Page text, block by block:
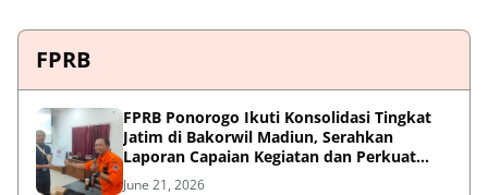
FPRB
FPRB Ponorogo Ikuti Konsolidasi Tingkat
Jatim di Bakorwil Madiun, Serahkan
Laporan Capaian Kegiatan dan Perkuat
Sinergi Pentahelix
June 21, 2026